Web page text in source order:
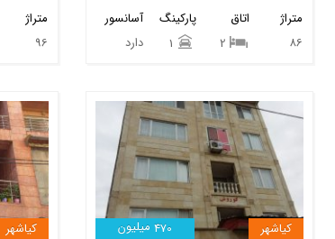
متراژ
96
آسانسور
دارد
پارکینگ
اتاق
متراژ
86
کیاشهر
470میلیون
کیاشهر